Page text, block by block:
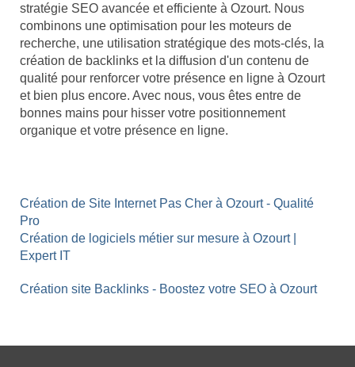
stratégie SEO avancée et efficiente à Ozourt. Nous
combinons une optimisation pour les moteurs de
recherche, une utilisation stratégique des mots-clés, la
création de backlinks et la diffusion d'un contenu de
qualité pour renforcer votre présence en ligne à Ozourt
et bien plus encore. Avec nous, vous êtes entre de
bonnes mains pour hisser votre positionnement
organique et votre présence en ligne.
Création de Site Internet Pas Cher à Ozourt - Qualité
Pro
Création de logiciels métier sur mesure à Ozourt |
Expert IT
Création site Backlinks - Boostez votre SEO à Ozourt